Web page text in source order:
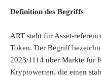
Definition des Begriffs
ART steht für Asset-
Token. Der Begriff
2023/1114 über Märkte für
Kryptowerten, die einen